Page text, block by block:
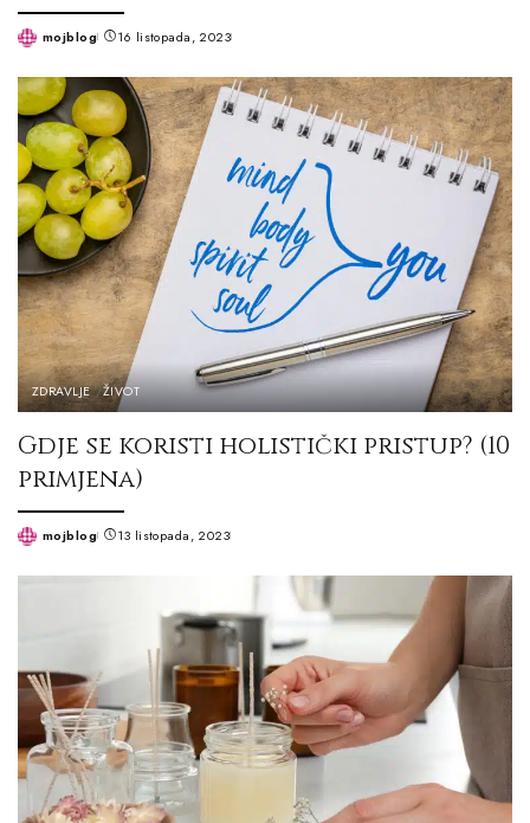
Postedmojblog 16 listopada, 2023
ZDRAVLJE ŽIVOT
Gdje se koristi holistički pristup? (10
primjena)
Postedmojblog 13 listopada, 2023